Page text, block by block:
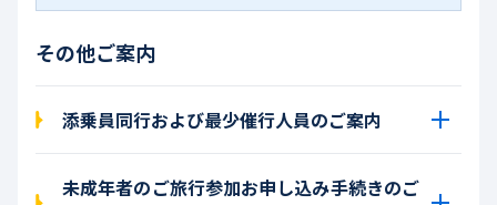
その他ご案内
添乗員同行および最少催行人員のご案内
未成年者のご旅行参加お申し込み手続きのご